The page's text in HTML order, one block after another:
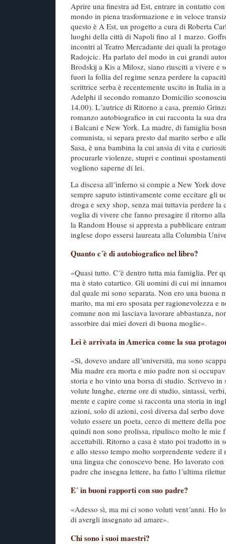
Aprire una finestra ad Est, entrare in contatto
mondo in piena trasformazione e in veloce
questo è A Est, un progetto a cura di Roberta
luoghi della città di Napoli fino al 1 marzo.
incontri al Teatro Mercadante dei quali la
Radojcic. Ha parlato del modo in cui grandi
Brodskij a Kis a Milosz, siano riusciti a vivere e
fuori la follia del regime senza perdere la
scrittrice serba è recentemente uscito in Italia in
Adelphi il secondo romanzo Domicilio
14.00). L´autrice di Ritorno a casa, premio
romanzo autobiografico in cui racconta la sua
i Balcani e New York. La madre, di famiglia
comunista, si separa presto dal marito serbo e
Sasa, è una bambina la cui ansia di vita e
procurarle violenze, stupri e continui
vogliono saperne di lei.
La discesa all´inferno si compie a New York
sempre saputo istintivamente come eccitare gli
droga e sexy shop, senza mai tuttavia perdere la
voglia di vivere che fanno presagire il ritorno
la Random House si appresta a pubblicare
inglese dopo essersi laureata alla Columbia
Quanto c´è di autobiografico nel libro?
«Quasi tutto. C´è dentro tutta mia famiglia. Per
ma è stato catartico. Gli uomini di cui mi
dal quale mi sono separata. Non ero una buona
marito, ma mi ero sposata per ragionevolezza e
comune non mi lasciava lavorare abbastanza,
assorbire dai miei doveri di buona moglie».
Lei è arrivata in America come la sua
«Sì, dovevo andare all´università, ma sono
Mia madre era morta e mio padre non si
storia e ho vinto una borsa di studio. Scrivevo
volute lunghe, eterne ore di studio, sintassi,
mente e capire come si racconta una storia in
azioni, solo di azioni, così diversa dal serbo
voluto essere un poeta, cerco di mettere della
quindi non sono prolissa, ripulisco molto le mie
accettabili. Ritorno a casa è stato poi tradotto in
e allo stesso tempo molto sorprendente vedere
una lingua che conoscevo bene. Ho lavorato
padre che insegna lettere, ha fatto l´ultima
E´ in buoni rapporti con suo padre?
«Adesso sì, ma mi ci sono voluti vent´anni. Ho
di avergli insegnato ad amare».
Chi sono i suoi maestri?